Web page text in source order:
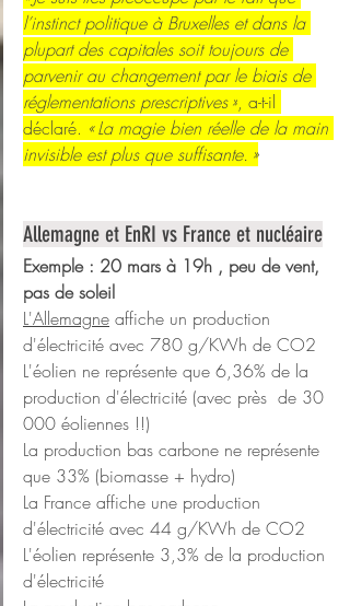
l’instinct politique à Bruxelles et dans la
plupart des capitales soit toujours de
parvenir au changement par le biais de
réglementations prescriptives », a-t-il
déclaré. « La magie bien réelle de la main
invisible est plus que suffisante. »
Allemagne et EnRI vs France et nucléaire
Exemple : 20 mars à 19h , peu de vent,
pas de soleil
L'Allemagne affiche un production
d'électricité avec 780 g/KWh de CO2
L'éolien ne représente que 6,36% de la
production d'électricité (avec près  de 30
000 éoliennes !!)
La production bas carbone ne représente
que 33% (biomasse + hydro)
La France affiche une production
d'électricité avec 44 g/KWh de CO2
L'éolien représente 3,3% de la production
d'électricité